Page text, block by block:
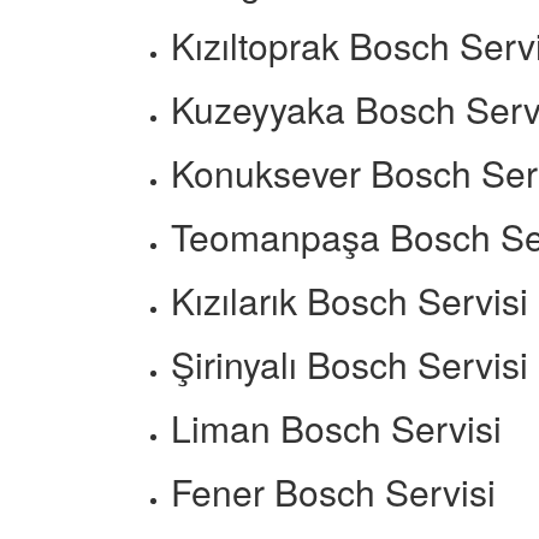
Kızıltoprak Bosch
Kuzeyyaka Bosch
Konuksever Bosch
Teomanpaşa Bosch
Kızılarık Bosch Servisi
Şirinyalı Bosch Servisi
Liman Bosch Servisi
Fener Bosch Servisi